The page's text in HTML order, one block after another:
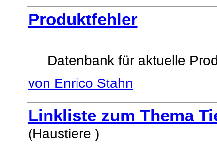
Produktfehler
Datenbank für aktuelle
von Enrico Stahn
Linkliste zum Thema
(Haustiere )